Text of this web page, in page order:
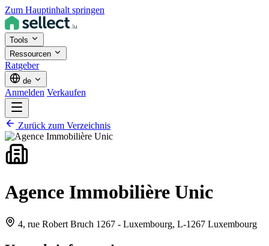
Zum Hauptinhalt springen
Tools
Ressourcen
Ratgeber
de
Anmelden Verkaufen
Zurück zum Verzeichnis
Agence Immobilière Unic
4, rue Robert Bruch 1267 - Luxembourg, L-1267 Luxembourg